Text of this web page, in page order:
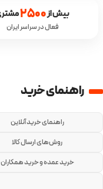
فعال در سراسر ایران
بیش از 2500
راهنمای خرید
راهنمای خرید آنلاین
روش‌های ارسال کالا
خرید عمده و خرید همکاران